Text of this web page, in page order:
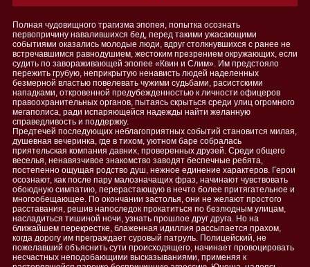
Полная чудовищного трагизма эпопея, попытка осознать
первопричину навалившихся бед, перед такими ужасающими
событиями оказались молодые люди, вдруг столкнувшихся с ранее не
встречавшимся равнодушием, жестоким презрением окружающих, если
судить по завораживающей эпопее «Квин и Слим». Им предстояло
пережить грубую, неприкрытую ненависть людей наделенных
безмерной властью повелевать чужими судьбами, расистскими
нападками, откровенной предубежденностью к личности офицеров
правоохранительных органов, пытаясь скрыться среди улиц огромного
мегаполиса, ради испаряющейся надежды найти желанную
справедливость и поддержку.
Предтечей последующих неблагоприятных событий становится милая,
душевная вечеринка, где в тихом, уютном баре собралась
приятельская компания давних, проверенных друзей. Среди общего
веселья, ненавязчивое знакомство заводят беспечные ребята,
постепенно ощущая родство душ, нежное единение характеров. Герои
осознают, как после пару малозначащих фраз, начинают чувствовать
обоюдную симпатию, перерастающую в нечто более притягательное и
многообещающее. По окончании застолья, они не желают простого
расставания, решив напоследок прокатиться по безлюдным улицам,
насладиться тишиной ночи, узнать прошлое друг друга. Но на
ближайшем перекрестке, блаженная идиллия рассыпается прахом,
когда дорогу им преграждает суровый патруль. Полицейский, не
пожелавший объяснить сути происходящего, начинает провоцировать
несчастных неподобающими высказываниями, применяя к